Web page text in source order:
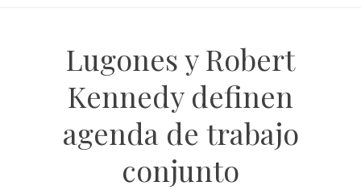
Lugones y Robert
Kennedy definen
agenda de trabajo
conjunto